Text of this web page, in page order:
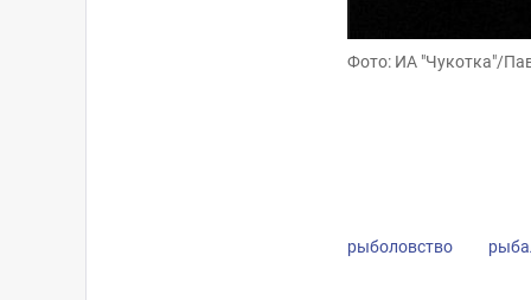
Фото: ИА "Чукотка"/
Фото: ИА "Чукотка"/
рыболовство